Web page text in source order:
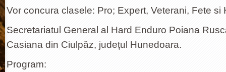
Vor concura clasele: Pro; Expert, Veterani, Fete si
Secretariatul General al Hard Enduro Poiana
Casiana din Ciulpăz, județul Hunedoara.
Program: